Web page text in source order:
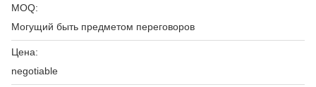
MOQ:
Могущий быть предметом переговоров
Цена:
negotiable